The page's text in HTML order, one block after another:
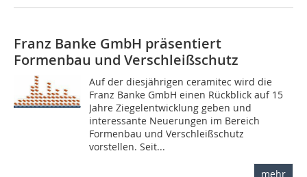
Franz Banke GmbH präsentiert
Formenbau und ­Verschleißschutz
Auf der diesjährigen ceramitec wird die
Franz Banke GmbH einen Rückblick auf 15
Jahre Ziegelentwicklung geben und
interessante Neuerungen im Bereich
Formenbau und Verschleißschutz
vorstellen. Seit...
mehr